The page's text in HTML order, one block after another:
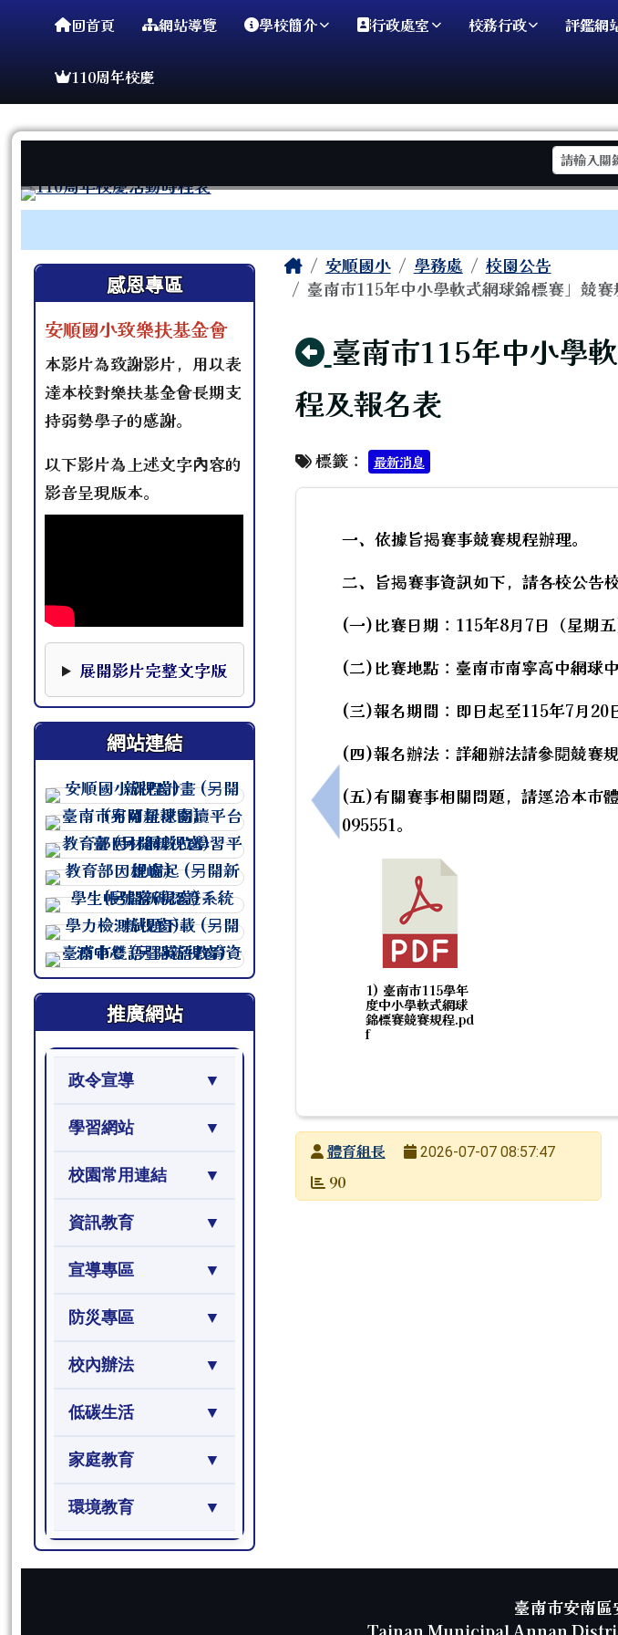
臺南市安順國小
導覽列回首頁 網站導覽 學校簡介 行政處室 校務行政 評鑑網
110周年校慶
左邊區域內容
感恩專區
安順國小致樂扶基金會
本影片為致謝影片，用以表
達本校對樂扶基金會長期支
持弱勢學子的感謝。
以下影片為上述文字內容的
影音呈現版本。
本影片下方提供完整文字版，可作為影片資訊的替代閱讀內容。
展開影片完整文字版
網站連結
連至 http://course.tn.edu.tw/school.aspx?sch=213626
連至 http://course.tn.edu.tw/school.aspx?sch=213626
連至 http://course.tn.edu.tw/school.aspx?sch=213626
連至 http://course.tn.edu.tw/school.aspx?sch=213626
連至 http://course.tn.edu.tw/school.aspx?sch=213626
連至 http://course.tn.edu.tw/school.aspx?sch=213626
連至 http://course.tn.edu.tw/school.aspx?sch=213626
推廣網站
政令宣導
學習網站
校園常用連結
資訊教育
宣導專區
防災專區
校內辦法
低碳生活
家庭教育
環境教育
主內容區域
Home安順國小 學務處
校園公告
臺南市115年中小學軟式網球錦標賽」競
回上頁
臺南市115年中小學
程及報名表
標籤： 最新消息
上一筆：轉知教育局推動「暑期保護青
一、依據旨揭賽事競賽規程辦理。
二、旨揭賽事資訊如下，請各校公告
(一)比賽日期：115年8月7日（星期五
(二)比賽地點：臺南市南寧高中網球
(三)報名期間：即日起至115年7月20
(四)報名辦法：詳細辦法請參閱競賽規
(五)有關賽事相關問題，請逕洽本市
095551。
1) 臺南市115學年
度中小學軟式網球
錦標賽競賽規程.pd
f
發布者體育組長
發布日期
2026-07-07 08:57:47
瀏覽次數
90
頁尾區域
臺南市安南